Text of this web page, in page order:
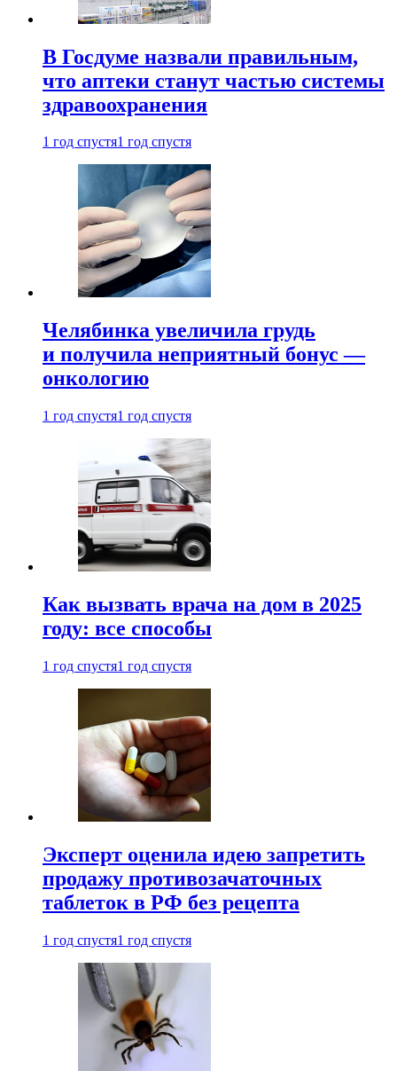
В Госдуме назвали правильным,
что аптеки станут частью системы
здравоохранения
1 год спустя1 год спустя
Челябинка увеличила грудь
и получила неприятный бонус —
онкологию
1 год спустя1 год спустя
Как вызвать врача на дом в 2025
году: все способы
1 год спустя1 год спустя
Эксперт оценила идею запретить
продажу противозачаточных
таблеток в РФ без рецепта
1 год спустя1 год спустя